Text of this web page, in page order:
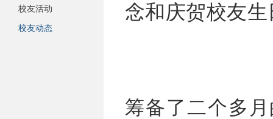
校友活动
校友动态
念和庆贺校友
筹备了二个多